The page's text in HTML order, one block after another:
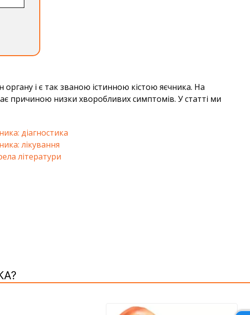
і є так званою істинною кістою яєчника. На
причиною низки хворобливих симптомів. У статті ми
діагностика
лікування
літератури